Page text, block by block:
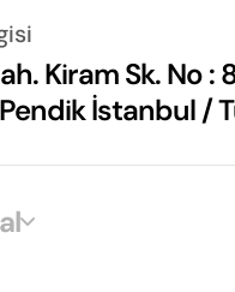
Kiram Sk. No :
İstanbul /